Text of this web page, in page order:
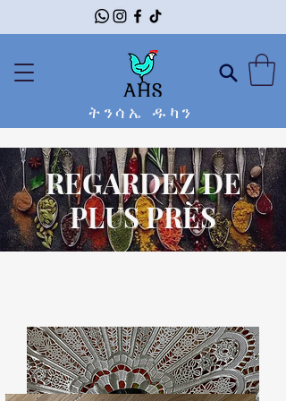
ትንሳኤ ዱካን
REGARDEZ DE
PLUS PRÈS